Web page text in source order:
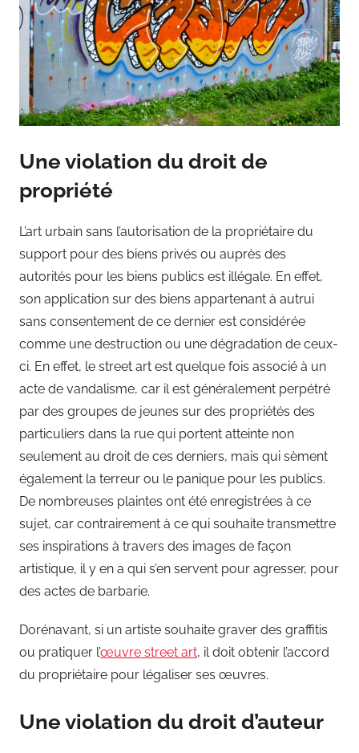
Une violation du droit de
propriété
L’art urbain sans l’autorisation de la propriétaire du
support pour des biens privés ou auprès des
autorités pour les biens publics est illégale. En effet,
son application sur des biens appartenant à autrui
sans consentement de ce dernier est considérée
comme une destruction ou une dégradation de ceux-
ci. En effet, le street art est quelque fois associé à un
acte de vandalisme, car il est généralement perpétré
par des groupes de jeunes sur des propriétés des
particuliers dans la rue qui portent atteinte non
seulement au droit de ces derniers, mais qui sèment
également la terreur ou le panique pour les publics.
De nombreuses plaintes ont été enregistrées à ce
sujet, car contrairement à ce qui souhaite transmettre
ses inspirations à travers des images de façon
artistique, il y en a qui s’en servent pour agresser, pour
des actes de barbarie.
Dorénavant, si un artiste souhaite graver des graffitis
ou pratiquer l’œuvre street art, il doit obtenir l’accord
du propriétaire pour légaliser ses œuvres.
Une violation du droit d’auteur